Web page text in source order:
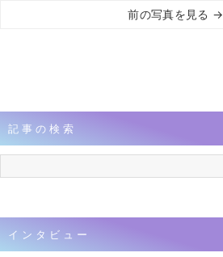
前の写真を見る →
記事の検索
インタビュー